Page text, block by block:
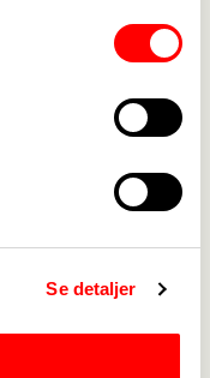
Se detaljer